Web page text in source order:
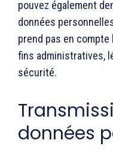
pouvez également
données
prend pas en
fins administratives,
sécurité.
données